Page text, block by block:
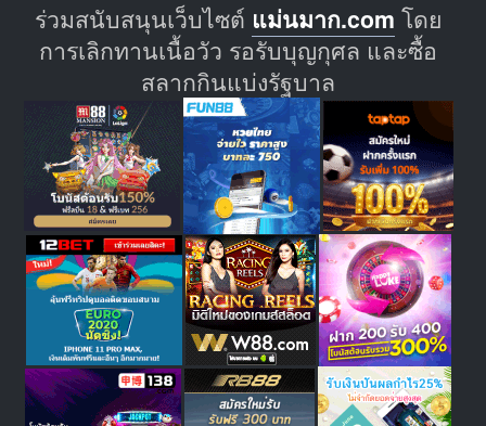
ร่วมสนับสนุนเว็บไซต์ แม่นมาก.com โดย
การเลิกทานเนื้อวัว รอรับบุญกุศล และซื้อ
สลากกินแบ่งรัฐบาล